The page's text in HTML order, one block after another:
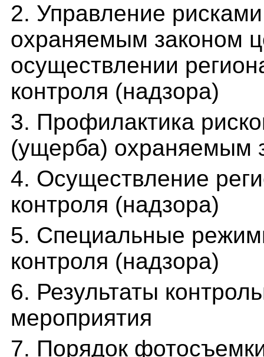
2. Управление
охраняемым законом
осуществлении
контроля (надзора)
3. Профилактика
(ущерба) охраняемым
4. Осуществление
контроля (надзора)
5. Специальные
контроля (надзора)
6. Результаты
мероприятия
7. Порядок